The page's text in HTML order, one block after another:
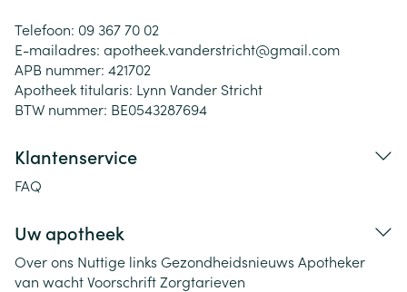
Telefoon: 09 367 70 02
E-mailadres: apotheek.vanderstricht@gmail.com
APB nummer: 421702
Apotheek titularis: Lynn Vander Stricht
BTW nummer: BE0543287694
Klantenservice
FAQ
Uw apotheek
Over ons Nuttige links Gezondheidsnieuws Apotheker
van wachtVoorschriftZorgtarieven